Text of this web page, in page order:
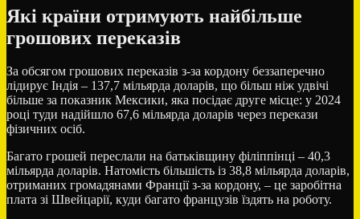
Які країни отримують найбільше
грошових переказів
За обсягом грошових переказів з-за кордону беззаперечно
лідирує Індія – 137,7 мільярда доларів, що більш ніж удвічі
більше за показник Мексики, яка посідає друге місце: у 2024
році туди надійшло 67,6 мільярда доларів через перекази
фізичних осіб.
Багато грошей переслали на батьківщину філіппінці – 40,3
мільярда доларів. Натомість більшість із 38,8 мільярда доларів,
отриманих громадянами Франції з-за кордону, – це заробітна
плата зі Швейцарії, куди багато французів їздять на роботу.